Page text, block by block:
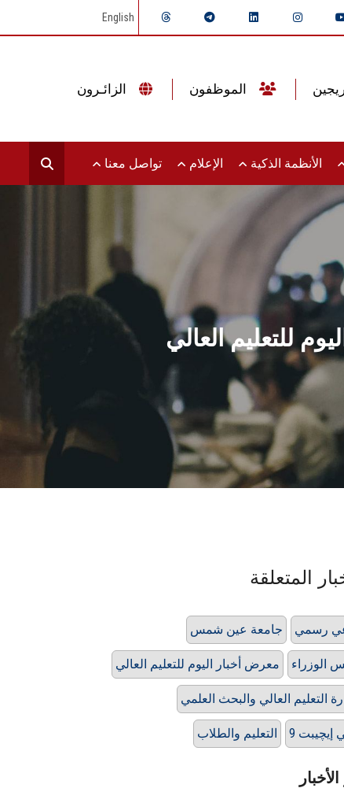
English
الأنظمة الذكية الإعلام تواصل معنا
للتعليم العالي
المتعلقة
جامعة عين شمس رسمي
معرض أخبار اليوم للتعليم العالي الوزراء
التعليم العالي والبحث العلمي
التعليم والطلاب إيچيبت 9